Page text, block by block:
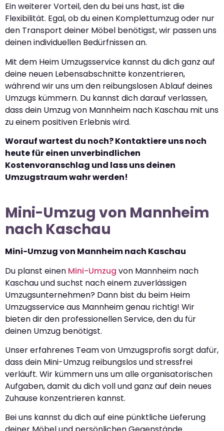
Ein weiterer Vorteil, den du bei uns hast, ist die
Flexibilität. Egal, ob du einen Komplettumzug oder nur
den Transport deiner Möbel benötigst, wir passen uns
deinen individuellen Bedürfnissen an.
Mit dem Heim Umzugsservice kannst du dich ganz auf
deine neuen Lebensabschnitte konzentrieren,
während wir uns um den reibungslosen Ablauf deines
Umzugs kümmern. Du kannst dich darauf verlassen,
dass dein Umzug von Mannheim nach Kaschau mit uns
zu einem positiven Erlebnis wird.
Worauf wartest du noch? Kontaktiere uns noch
heute für einen unverbindlichen
Kostenvoranschlag und lass uns deinen
Umzugstraum wahr werden!
Mini-Umzug von Mannheim
nach Kaschau
Mini-Umzug von Mannheim nach Kaschau
Du planst einen Mini-Umzug von Mannheim nach
Kaschau und suchst nach einem zuverlässigen
Umzugsunternehmen? Dann bist du beim Heim
Umzugsservice aus Mannheim genau richtig! Wir
bieten dir den professionellen Service, den du für
deinen Umzug benötigst.
Unser erfahrenes Team von Umzugsprofis sorgt dafür,
dass dein Mini-Umzug reibungslos und stressfrei
verläuft. Wir kümmern uns um alle organisatorischen
Aufgaben, damit du dich voll und ganz auf dein neues
Zuhause konzentrieren kannst.
Bei uns kannst du dich auf eine pünktliche Lieferung